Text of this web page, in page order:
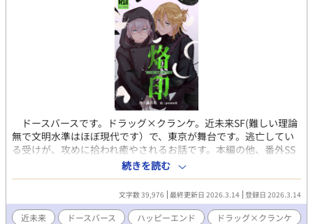
ドースバースです。ドラッグ×クランケ。近未来SF(難しい理論
無で文明水準はほぼ現代です）で、東京が舞台です。逃亡してい
る受けが、攻めに拾われ癒やされるお話です。本編の他、番外SS
が三本あり、そちらにはドラッグ×ノーマルも入っています。※
ドースバースは、ドラッグ・クランケ・ノーマルがいる派生バー
スです。さらっとですが血を飲む描写があります。ただこの作品
自体は、ドースバースをご存じなくとも問題なくご覧頂けます。
ハッピーエンドです。個人誌からの再録です。
続きを読む
文字数 39,976 最終更新日 2026.3.14 登録日 2026.3.14
近未来 ドースバース ハッピーエンド
ドラッグ×クランケ